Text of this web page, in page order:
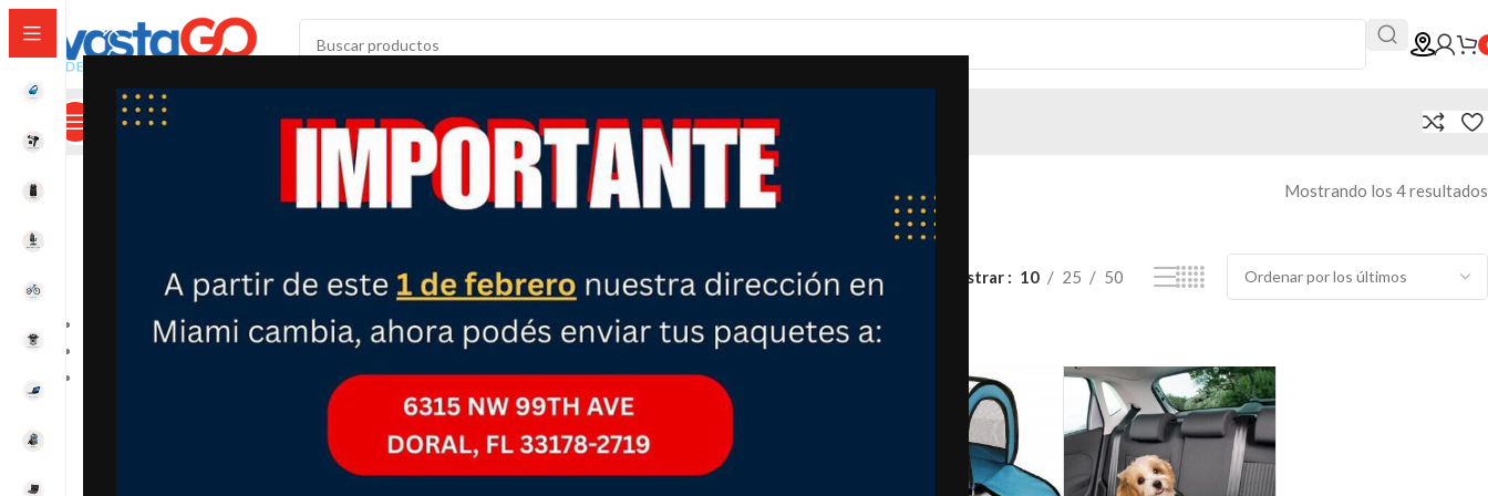
Categorías Calculadora De Envíos
Mostrando los 4 resultados
18,500.00
Mostrar 10 25 50